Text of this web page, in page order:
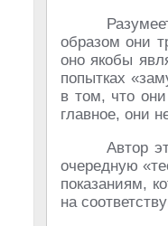
образом они
оно якобы
попытках
в том, что
главное, они
Автор
очередную
показаниям,
на